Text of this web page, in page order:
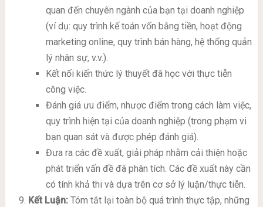
quan đến chuyên ngành của bạn tại doanh nghiệp
(ví dụ: quy trình kế toán vốn bằng tiền, hoạt động
marketing online, quy trình bán hàng, hệ thống quản
lý nhân sự, v.v.).
Kết nối kiến thức lý thuyết đã học với thực tiễn
công việc.
Đánh giá ưu điểm, nhược điểm trong cách làm việc,
quy trình hiện tại của doanh nghiệp (trong phạm vi
bạn quan sát và được phép đánh giá).
Đưa ra các đề xuất, giải pháp nhằm cải thiện hoặc
phát triển vấn đề đã phân tích. Các đề xuất này cần
có tính khả thi và dựa trên cơ sở lý luận/thực tiễn.
Kết Luận:Tóm tắt lại toàn bộ quá trình thực tập, những